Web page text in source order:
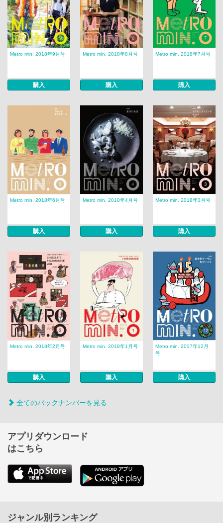
Metro min. 2018年9月号
購入
Metro min. 2018年8月号
購入
Metro min. 2018年7月号
購入
Metro min. 2018年6月号
購入
Metro min. 2018年4月号
購入
Metro min. 2018年3月号
購入
Metro min. 2018年2月号
購入
Metro min. 2018年1月号
購入
Metro min. 2017年12月
号
購入
全てのバックナンバーを見る
アプリダウンロード
はこちら
ジャンル別ランキング